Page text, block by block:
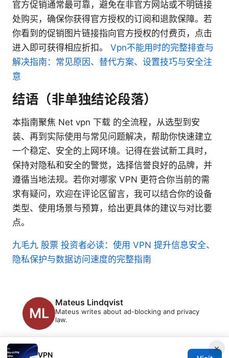
官方促销通常最可靠，避免在非官方网站或不明链接
处购买，确保你获得官方授权的订阅和退款保障。若
你看到的促销图片链接指向官方授权的付费页，点击
进入即可获得相应折扣。 Vpn不能用时的完整排查与
解决指南：常见原因、替代方案、设置技巧与安全注
意
结语（非单独结论段落）
本指南聚焦 Net vpn 下载 的全流程，从选型到安
装、再到实际使用与常见问题解决，帮助你快速建立
一个稳定、安全的上网环境。记得在尝试新工具时，
保持对隐私和安全的警觉，选择信誉良好的品牌，并
遵循当地法规。若你对哪家 VPN 更符合你当前的需
求有疑问，欢迎在评论区留言，我可以结合你的设备
类型、使用场景与预算，给出更具体的建议与对比要
点。
九毛九 股票 投资者必读：使用 VPN 提升信息安全、
隐私保护与数据访问速度的完整指南
Mateus Lindqvist
Mateus writes about ad-blocking and privacy
law.
×
VPN